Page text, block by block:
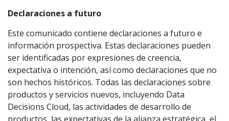
Declaraciones a futuro
Este comunicado contiene declaraciones a futuro e
información prospectiva. Estas declaraciones pueden
ser identificadas por expresiones de creencia,
expectativa o intención, así como declaraciones que no
son hechos históricos. Todas las declaraciones sobre
productos y servicios nuevos, incluyendo Data
Decisions Cloud, las actividades de desarrollo de